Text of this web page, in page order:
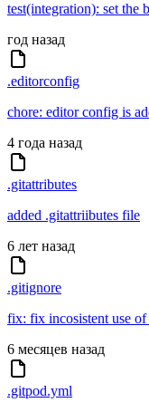
test(integration): set the
год назад
.editorconfig
chore: editor config is
4 года назад
.gitattributes
added .gitattriibutes file
6 лет назад
.gitignore
fix: fix incosistent use
6 месяцев назад
.gitpod.yml